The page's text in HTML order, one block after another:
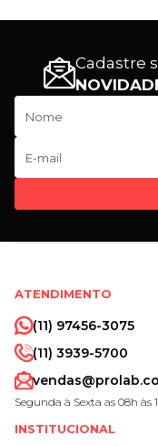
Cadastre
ATENDIMENTO
(11) 97456-3075
(11) 3939-5700
Segunda à Sexta as 08h às
INSTITUCIONAL